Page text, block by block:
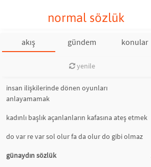
normal sözlük
akış gündem konular
yenile
insan ilişkilerinde dönen oyunları
anlayamamak
kadınlı başlık açanlanların kafasına ateş etmek
do var re var sol olur fa da olur do gibi olmaz
günaydın sözlük